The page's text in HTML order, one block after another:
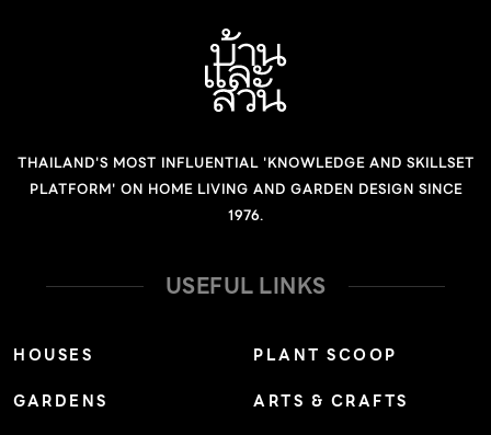
THAILAND'S MOST INFLUENTIAL 'KNOWLEDGE AND SKILLSET
PLATFORM' ON HOME LIVING AND GARDEN DESIGN SINCE
1976.
USEFUL LINKS
HOUSES
GARDENS
PLANT SCOOP
ARTS & CRAFTS